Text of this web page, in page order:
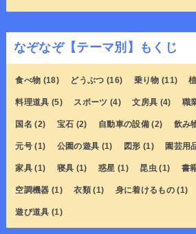
なぞなぞ【テーマ別】もくじ
食べ物 (18) どうぶつ (16) 乗り物 (11)
料理道具 (5) スポーツ (4) 文房具 (4) 職
国名 (2) 宝石 (2) 自動車の設備 (2) 飲み
元号 (1) 公園の遊具 (1) 図形 (1) 園芸用
家具 (1) 寝具 (1) 惑星 (1) 昆虫 (1) 書
空調機器 (1) 衣類 (1) 身に着けるもの (1)
遊び道具 (1)